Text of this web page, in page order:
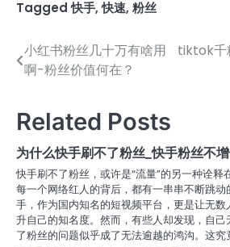
Tagged快手,快速, 粉丝
文
章
导
航
小红书粉丝几十万有啥用
啊-粉丝价值何在？
tiktok千
Related Posts
为什么快手刷不了粉丝_快手粉丝不
快手刷不了粉丝，或许是“流量”的另一种诠释
每一个网络红人的背后，都有一串串不断跳
手，作为国内知名的短视频平台，更是让无
升自己的知名度。然而，有些人却发现，自
了粉丝的问题似乎成了无法逾越的鸿沟。这究